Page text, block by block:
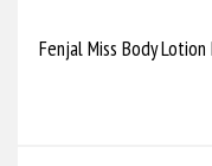
Fenjal Miss Body